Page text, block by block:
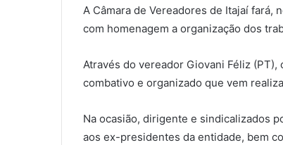
A Câmara de Vereadores de Itajaí fará,
com homenagem a organização dos
Através do vereador Giovani Féliz
combativo e organizado que vem
Na ocasião, dirigente e sindicalizados
aos ex-presidentes da entidade, bem